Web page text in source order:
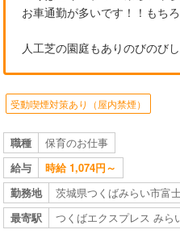
お車通勤が多いです！！もち
人工芝の園庭もありのびのび
受動喫煙対策あり（屋内禁煙）
職種
保育のお仕事
給与
時給 1,074円～
勤務地
茨城県つくばみらい市富
最寄駅
つくばエクスプレス みら